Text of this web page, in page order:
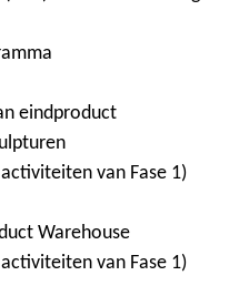
eindproduct
van Fase 1)
Warehouse
van Fase 1)